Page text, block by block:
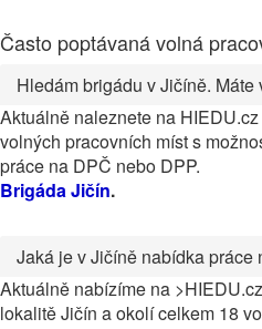
Často poptávaná volná
Hledám brigádu v Jičíně.
Aktuálně naleznete na
volných pracovních míst s
práce na DPČ nebo DPP.
Brigáda Jičín.
Jaká je v Jičíně nabídka práce
Aktuálně nabízíme na
lokalitě Jičín a okolí celkem 18